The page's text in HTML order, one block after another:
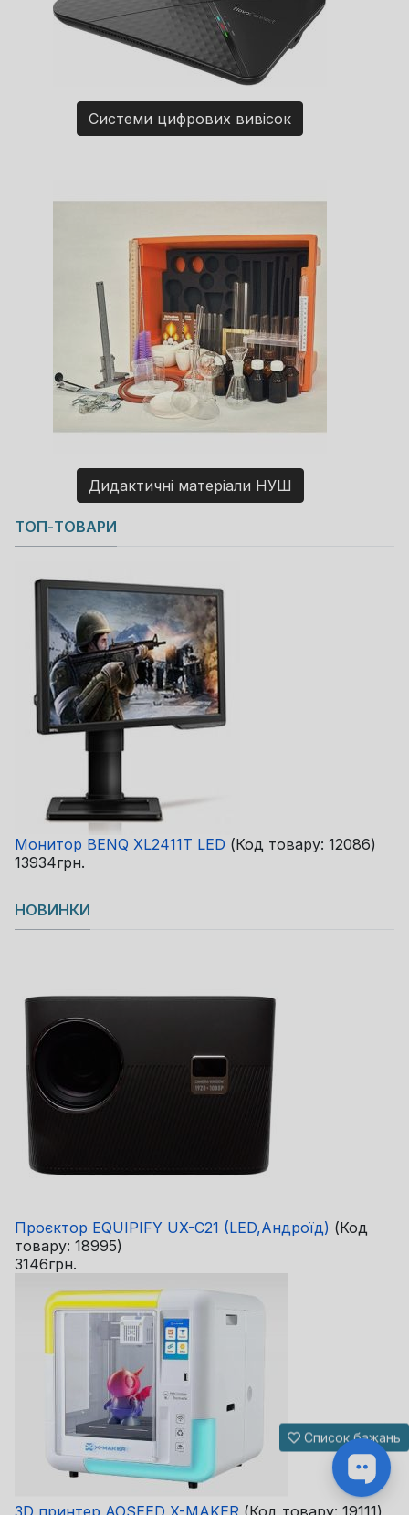
Системи цифрових вивісок
Дидактичні матеріали НУШ
Copyright MAXXmarketing GmbH
JoomShopping Download & Support
ТОП-ТОВАРИ
Монитор BENQ XL2411T LED (Код товару: 12086)
13934грн.
НОВИНКИ
Проєктор EQUIPIFY UX-C21 (LED,Андроїд) (Код
товару: 18995)
3146грн.
3D принтер AOSEED X-MAKER (Код товару: 19111)
Список бажань